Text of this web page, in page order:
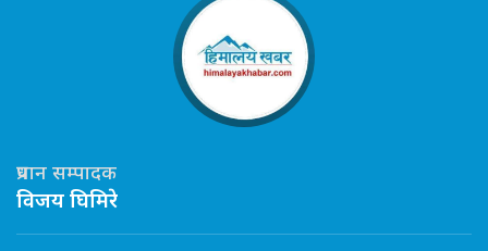
प्रधान सम्पादक
विजय घिमिरे